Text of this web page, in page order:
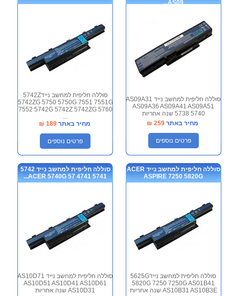
AS09...
סוללה חליפית למחשב נייד AS09A31
AS09A36 AS09A41 AS09A51
5738 5740 שנה אחריות
מחיר באתר 259
₪
פרטים נוספים
סוללה חליפית למחשב נייד5742Z
5742ZG 5750 5750G 7551 7551G
7552 5742G 5742Z 5742ZG 5760
...
מחיר באתר 189
₪
פרטים נוספים
סוללה חליפית למחשב נייד ACER
ASPIRE 7250 5820G
סוללה חליפית למחשב נייד5625G
5820G 7250 7250G AS01B41
AS10B31 AS10B3E שנה אחריות
סוללה חליפית למחשב נייד 5742
5741 4741 ACER 5740G 57...
סוללה חליפית למחשב נייד AS10D71
AS10D51 AS10D41 AS10D61
AS10D31 שנה אחריות